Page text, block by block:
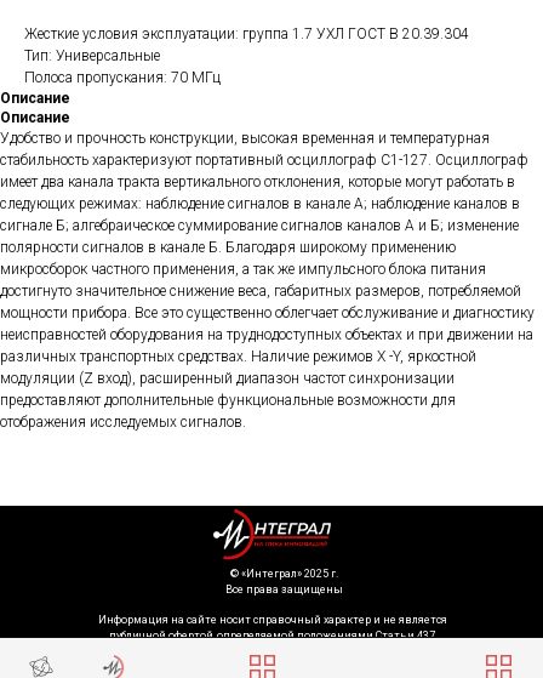
Жесткие условия эксплуатации: группа 1.7 УХЛ ГОСТ В 20.39.304
Тип: Универсальные
Полоса пропускания: 70 МГц
Описание
Описание
Удобство и прочность конструкции, высокая временная и температурная
стабильность характеризуют портативный осциллограф С1-127. Осциллограф
имеет два канала тракта вертикального отклонения, которые могут работать в
следующих режимах: наблюдение сигналов в канале А; наблюдение каналов в
сигнале Б; алгебраическое суммирование сигналов каналов А и Б; изменение
полярности сигналов в канале Б. Благодаря широкому применению
микросборок частного применения, а так же импульсного блока питания
достигнуто значительное снижение веса, габаритных размеров, потребляемой
мощности прибора. Все это существенно облегчает обслуживание и диагностику
неисправностей оборудования на труднодоступных объектах и при движении на
различных транспортных средствах. Наличие режимов X -Y, яркостной
модуляции (Z вход), расширенный диапазон частот синхронизации
предоставляют дополнительные функциональные возможности для
отображения исследуемых сигналов.
Информация на сайте носит справочный характер и не является
публичной офертой, определяемой положениями Статьи 437
(спецификация) и комплект поставки товара могут быть изменены
©️ «Интеграл» 2025 г.
Все права защищены